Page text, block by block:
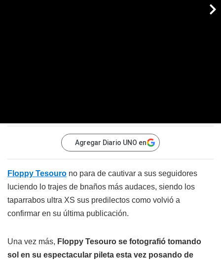
Agregar Diario UNO en
Floppy Tesouro no para de cautivar a sus seguidores
luciendo lo trajes de bnaños más audaces, siendo los
taparrabos ultra XS sus predilectos como volvió a
confirmar en su última publicación.
Una vez más, Floppy Tesouro se fotografió tomando
sol en su espectacular pileta esta vez posando de